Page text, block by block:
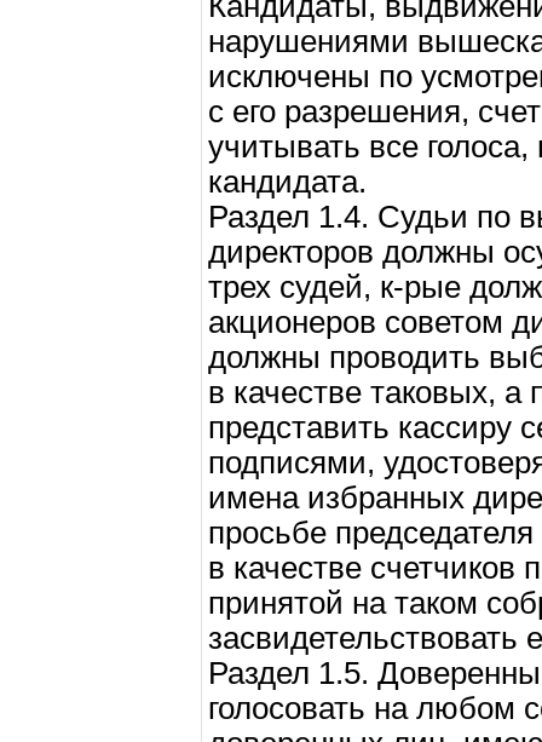
нарушениями
исключены по
с его разрешения,
учитывать все голоса,
кандидата.
Раздел 1.4. Судьи по
директоров должны
трех судей, к-рые
акционеров советом
должны проводить
в качестве таковых,
представить кассиру
подписями,
имена избранных
просьбе
в качестве счетчиков
принятой на таком
засвидетельствовать
Раздел 1.5.
голосовать на любом